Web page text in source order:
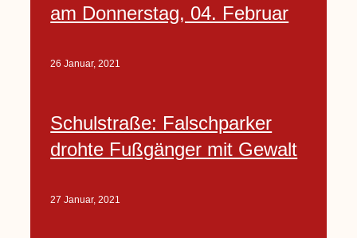
am Donnerstag, 04. Februar
26 Januar, 2021
Schulstraße: Falschparker
drohte Fußgänger mit Gewalt
27 Januar, 2021